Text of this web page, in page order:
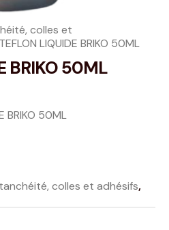
colles et
TEFLON LIQUIDE BRIKO 50ML
BRIKO 50ML
50ML
colles et adhésifs,